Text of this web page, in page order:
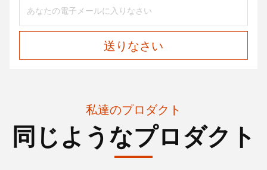
送りなさい
私達のプロダクト
同じようなプロダクト